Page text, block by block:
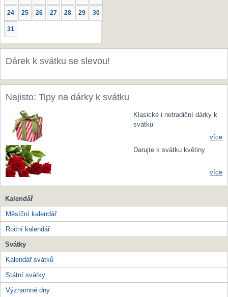
24 25 26 27 28 29 30
31
Dárek k svátku se slevou!
Najisto: Tipy na dárky k svátku
Klasické i netradiční dárky k
svátku
více
Darujte k svátku květiny
více
Kalendář
Měsíční kalendář
Roční kalendář
Svátky
Kalendář svátků
Státní svátky
Významné dny